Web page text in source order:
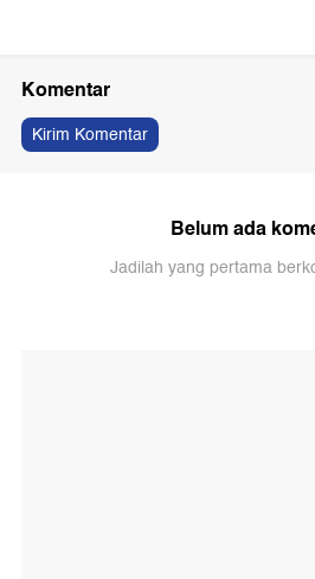
Komentar
Kirim Komentar
Belum ada
Jadilah yang pertama